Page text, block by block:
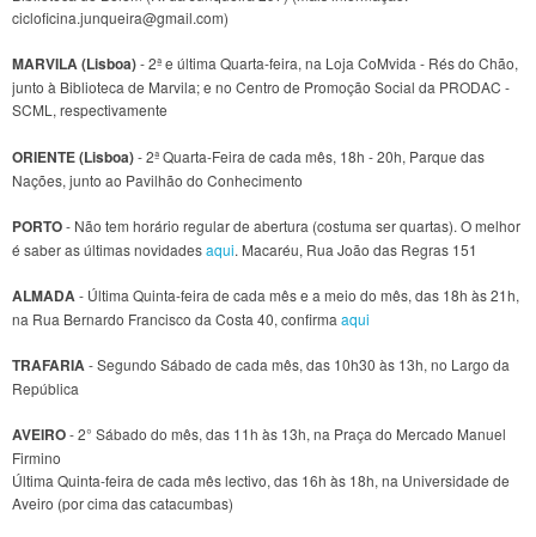
cicloficina.junqueira@gmail.com)
MARVILA (Lisboa)- 2ª e última Quarta-feira, na Loja CoMvida - Rés do Chão,
junto à Biblioteca de Marvila; e no Centro de Promoção Social da PRODAC -
SCML, respectivamente
ORIENTE (Lisboa)- 2ª Quarta-Feira de cada mês, 18h - 20h, Parque das
Nações, junto ao Pavilhão do Conhecimento
PORTO- Não tem horário regular de abertura (costuma ser quartas). O melhor
é saber as últimas novidadesaqui. Macaréu, Rua João das Regras 151
ALMADA- Última Quinta-feira de cada mês e a meio do mês, das 18h às 21h,
na Rua Bernardo Francisco da Costa 40, confirma aqui
TRAFARIA- Segundo Sábado de cada mês, das 10h30 às 13h, no Largo da
República
AVEIRO- 2° Sábado do mês, das 11h às 13h, na Praça do Mercado Manuel
Firmino
Última Quinta-feira de cada mês lectivo, das 16h às 18h, na Universidade de
Aveiro (por cima das catacumbas)